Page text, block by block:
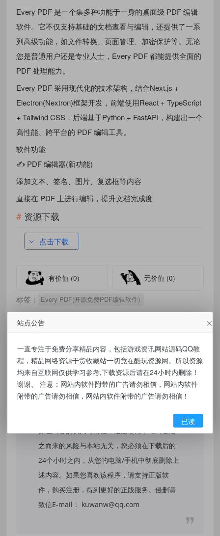
Every PDF 是一个集多种功能于一身的桌面级 PDF 编辑
软件。它不仅支持基础的文档查看与编辑，还提供了一系
列高级功能，如文件转换、页面管理、加密保护等。无论
您是普通用户还是专业人士，Every PDF 都能提供全面的
PDF 处理能力。
Every PDF 采用现代化的技术架构，结合Next.js +
Electron(Nextron)框架开发，前端使用React + TypeScript
+ Tailwind CSS，后端基于Python + FastAPI，构建出一个
高性能、跨平台的 PDF 编辑工具。
软件功能
✍️ PDF 编辑器(新功能)
添加文本、签名、图片、复选框等内容
直接在 PDF 上进行编辑，提升文档完成度
资源下载
点击下载
有价值 (0) 无价值 (0)
标签： Every PDF(开源免费PDF编辑软件)
免责声明：
本站提供的资源，都来自网络，版权争议与本
站无关，所有内容及软件的文章仅限用于学习
和研究目的。不得将上述内容用于商业或者非
法用途，否则，一切后果请用户自负，我们不
保证内容的长久可用性，通过使用本站内容随
之而来的风险与本站无关，您必须在下载后的
24个小时之内，从您的电脑/手机中彻底删除上
述内容。如果您喜欢该程序，请支持正版软
件，购买注册，得到更好的正版服务。侵删请
致信E-mail： kuwanw@qq.com
站点公告
一直专注于免费分享精品内容，包括游戏资讯网站源码QQ教
程，精品网络资源干货收藏站一切竟在酷玩资源网。所以资源
均来自互联网仅供学习参考,下载资源后请在24小时内删除！
谢谢。 注意：网站内软件附带的广告请勿相信，网站内软件
附带的广告请勿相信，网站内软件附带的广告请勿相信！
已读